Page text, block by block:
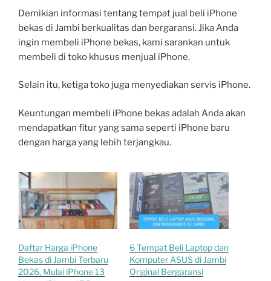
Demikian informasi tentang tempat jual beli iPhone
bekas di Jambi berkualitas dan bergaransi. Jika Anda
ingin membeli iPhone bekas, kami sarankan untuk
membeli di toko khusus menjual iPhone.
Selain itu, ketiga toko juga menyediakan servis iPhone.
Keuntungan membeli iPhone bekas adalah Anda akan
mendapatkan fitur yang sama seperti iPhone baru
dengan harga yang lebih terjangkau.
Daftar Harga iPhone
Bekas di Jambi Terbaru
2026, Mulai iPhone 13
6 Tempat Beli Laptop dan
Komputer ASUS di Jambi
Original Bergaransi